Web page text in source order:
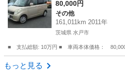
80,000円
その他
161,011km 2011年
茨城県 水戸市
■ 支払総額: 10万円 ■ 車両本体価格：
茨城 水戸市
もっと見る